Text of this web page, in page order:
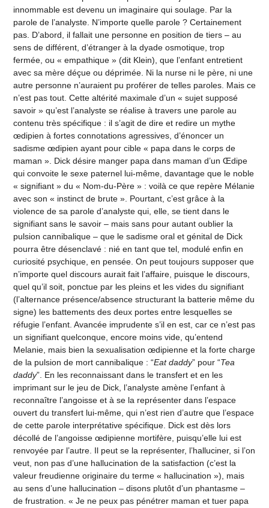
innommable est devenu un imaginaire qui soulage. Par la
parole de l’analyste. N’importe quelle parole ? Certainement
pas. D’abord, il fallait une personne en position de tiers – au
sens de différent, d’étranger à la dyade osmotique, trop
fermée, ou « empathique » (dit Klein), que l’enfant entretient
avec sa mère déçue ou déprimée. Ni la nurse ni le père, ni une
autre personne n’auraient pu proférer de telles paroles. Mais ce
n’est pas tout. Cette altérité maximale d’un « sujet supposé
savoir » qu’est l’analyste se réalise à travers une parole au
contenu très spécifique : il s’agit de dire et redire un mythe
œdipien à fortes connotations agressives, d’énoncer un
sadisme œdipien ayant pour cible « papa dans le corps de
maman ». Dick désire manger papa dans maman d’un Œdipe
qui convoite le sexe paternel lui-même, davantage que le noble
« signifiant » du « Nom-du-Père » : voilà ce que repère Mélanie
avec son « instinct de brute ». Pourtant, c’est grâce à la
violence de sa parole d’analyste qui, elle, se tient dans le
signifiant sans le savoir – mais sans pour autant oublier la
pulsion cannibalique – que le sadisme oral et génital de Dick
pourra être désenclavé : nié en tant que tel, modulé enfin en
curiosité psychique, en pensée. On peut toujours supposer que
n’importe quel discours aurait fait l’affaire, puisque le discours,
quel qu’il soit, ponctue par les pleins et les vides du signifiant
(l’alternance présence/absence structurant la batterie même du
signe) les battements des deux portes entre lesquelles se
réfugie l’enfant. Avancée imprudente s’il en est, car ce n’est pas
un signifiant quelconque, encore moins vide, qu’entend
Melanie, mais bien la sexualisation œdipienne et la forte charge
de la pulsion de mort cannibalique : “Eat daddy” pour “Tea
daddy”. En les reconnaissant dans le transfert et en les
imprimant sur le jeu de Dick, l’analyste amène l’enfant à
reconnaître l’angoisse et à se la représenter dans l’espace
ouvert du transfert lui-même, qui n’est rien d’autre que l’espace
de cette parole interprétative spécifique. Dick est dès lors
décollé de l’angoisse œdipienne mortifère, puisqu’elle lui est
renvoyée par l’autre. Il peut se la représenter, l’halluciner, si l’on
veut, non pas d’une hallucination de la satisfaction (c’est la
valeur freudienne originaire du terme « hallucination »), mais
au sens d’une hallucination – disons plutôt d’un phantasme –
de frustration. « Je ne peux pas pénétrer maman et tuer papa